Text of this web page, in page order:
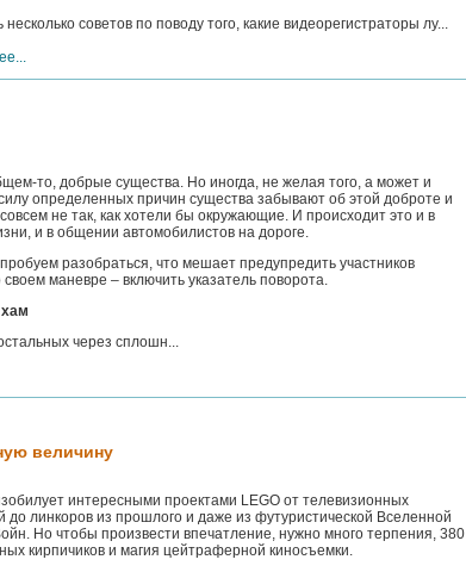
советов по поводу того, какие видеорегистраторы лу...
то, добрые существа. Но иногда, не желая того, а может и
определенных причин существа забывают об этой доброте и
не так, как хотели бы окружающие. И происходит это и в
и в общении автомобилистов на дороге.
разобраться, что мешает предупредить участников
маневре – включить указатель поворота.
через сплошн...
величину
интересными проектами LEGO от телевизионных
до линкоров из прошлого и даже из футуристической Вселенной
Но чтобы произвести впечатление, нужно много терпения, 380
кирпичиков и магия цейтраферной киносъемки.